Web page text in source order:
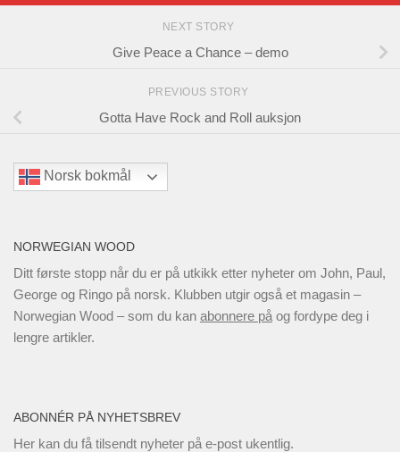
NEXT STORY
Give Peace a Chance – demo
PREVIOUS STORY
Gotta Have Rock and Roll auksjon
Norsk bokmål
NORWEGIAN WOOD
Ditt første stopp når du er på utkikk etter nyheter om John, Paul,
George og Ringo på norsk. Klubben utgir også et magasin –
Norwegian Wood – som du kan abonnere på og fordype deg i
lengre artikler.
ABONNÉR PÅ NYHETSBREV
Her kan du få tilsendt nyheter på e-post ukentlig.